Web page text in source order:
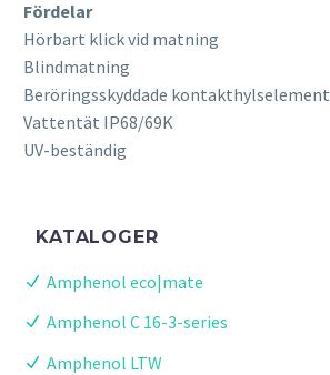
Fördelar
Hörbart klick vid matning
Blindmatning
Beröringsskyddade kontakthylselement
Vattentät IP68/69K
UV-beständig
KATALOGER
Amphenol eco|mate
Amphenol C 16-3-series
Amphenol LTW